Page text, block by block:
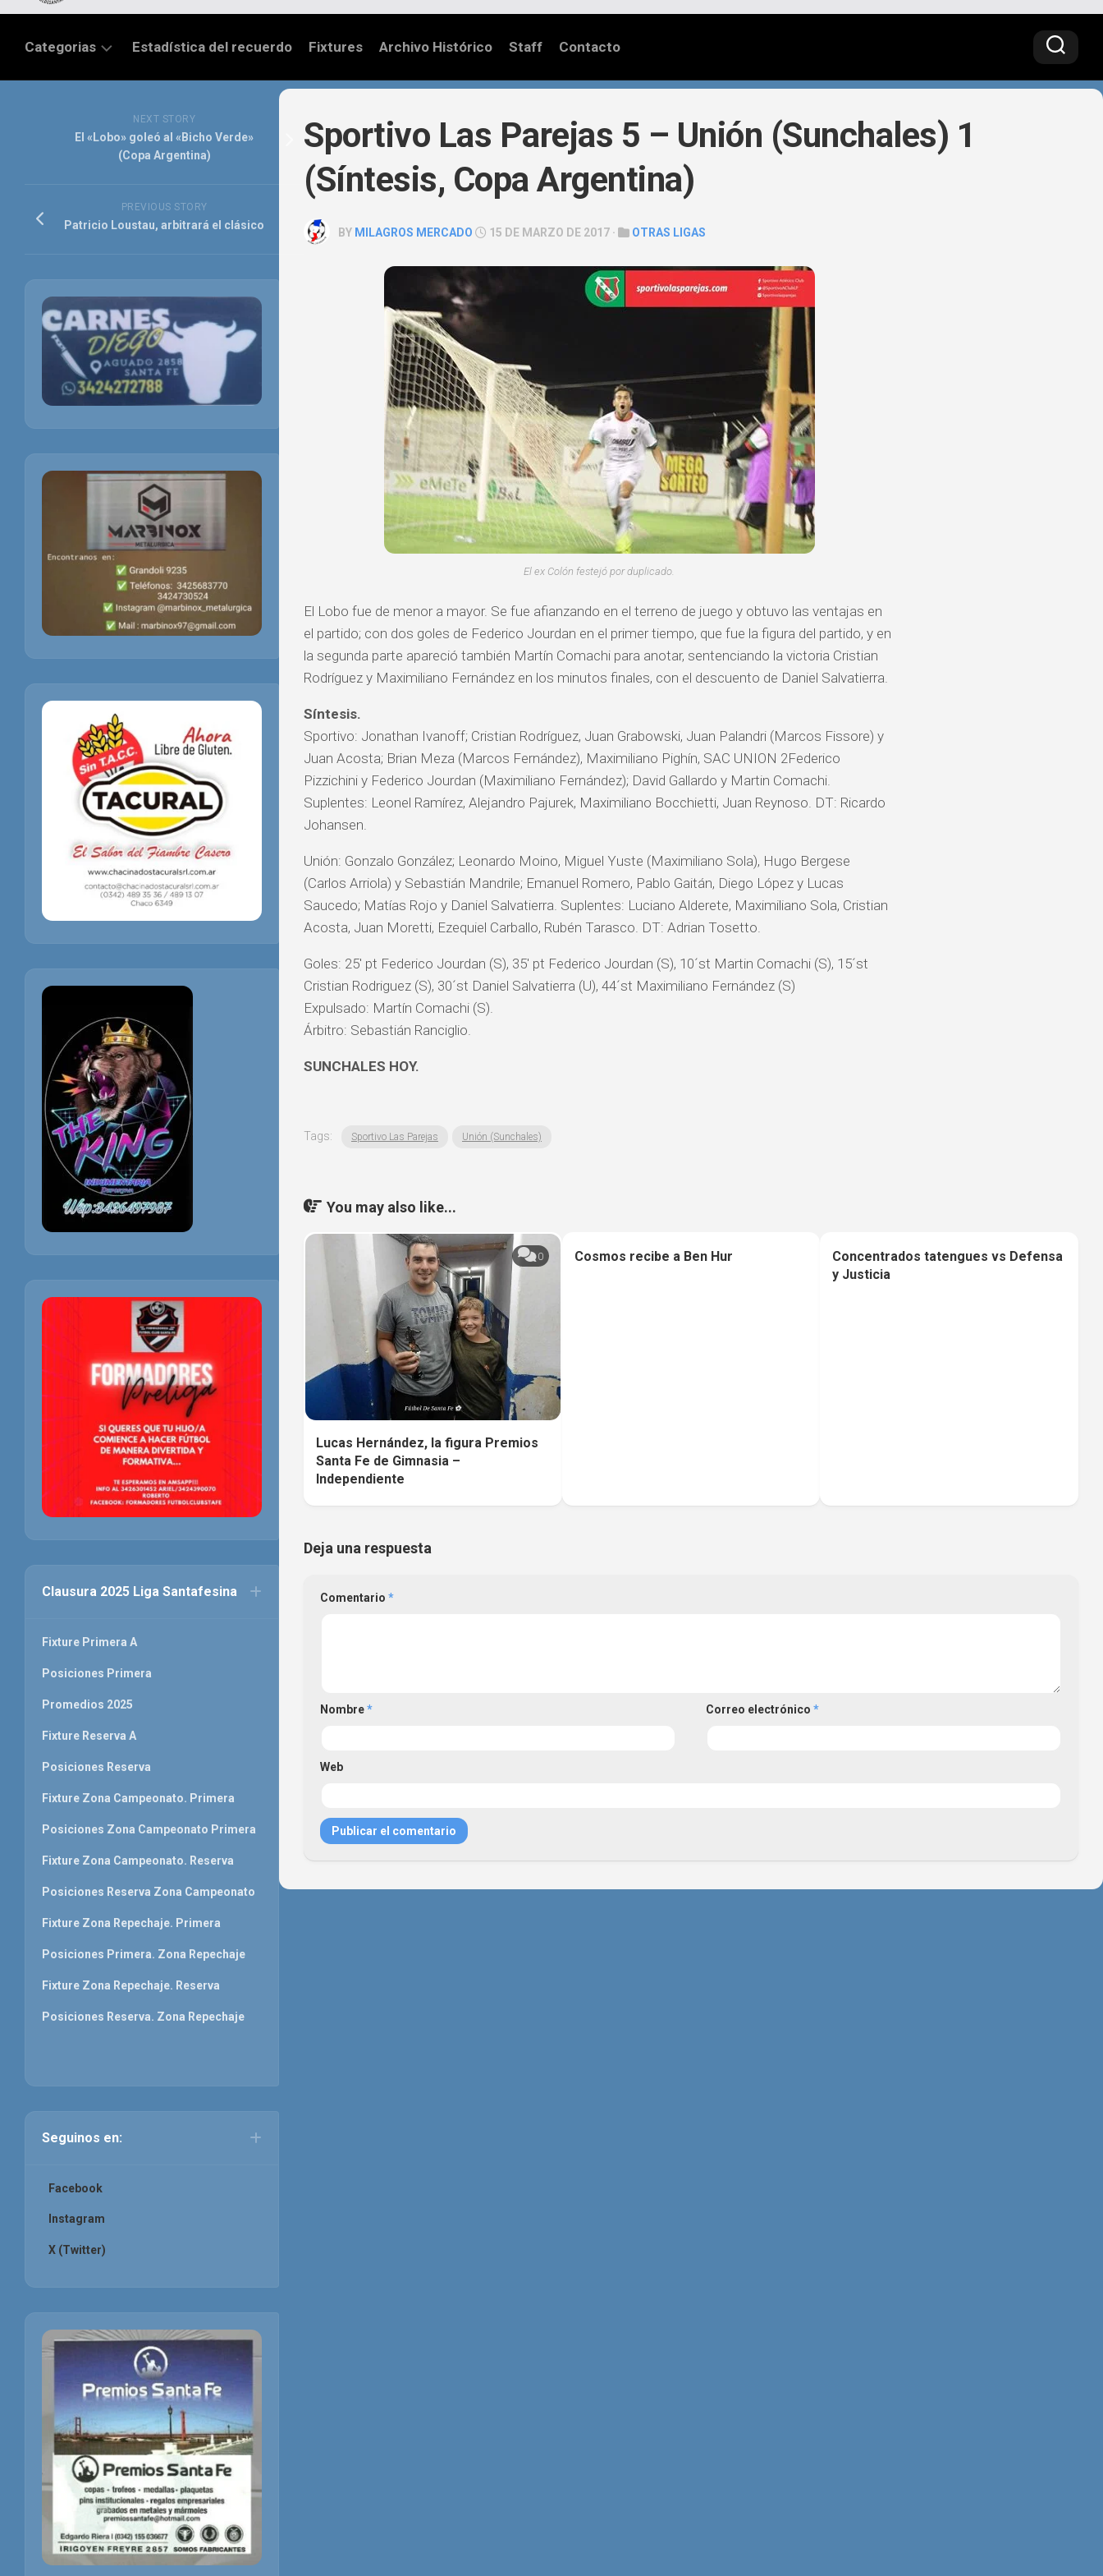
Categorias
FEDERAL
PRIMERA
FÚTBOL
INTERNACIONAL
Estadística del recuerdo Fixtures Archivo Histórico Staff Contacto
Sportivo Las Parejas 5 – Unión (Sunchales) 1
(Síntesis, Copa Argentina)
BY MILAGROS MERCADO 15 DE MARZO DE 2017 · OTRAS LIGAS
El ex Colón festejó por duplicado.
El Lobo fue de menor a mayor. Se fue afianzando en el terreno de juego y obtuvo las ventajas en
el partido; con dos goles de Federico Jourdan en el primer tiempo, que fue la figura del partido, y en
la segunda parte apareció también Martín Comachi para anotar, sentenciando la victoria Cristian
Rodríguez y Maximiliano Fernández en los minutos finales, con el descuento de Daniel Salvatierra.
Síntesis.
Sportivo: Jonathan Ivanoff; Cristian Rodríguez, Juan Grabowski, Juan Palandri (Marcos Fissore) y
Juan Acosta; Brian Meza (Marcos Fernández), Maximiliano Pighín, SAC UNION 2Federico
Pizzichini y Federico Jourdan (Maximiliano Fernández); David Gallardo y Martin Comachi.
Suplentes: Leonel Ramírez, Alejandro Pajurek, Maximiliano Bocchietti, Juan Reynoso. DT: Ricardo
Johansen.
Unión: Gonzalo González; Leonardo Moino, Miguel Yuste (Maximiliano Sola), Hugo Bergese
(Carlos Arriola) y Sebastián Mandrile; Emanuel Romero, Pablo Gaitán, Diego López y Lucas
Saucedo; Matías Rojo y Daniel Salvatierra. Suplentes: Luciano Alderete, Maximiliano Sola, Cristian
Acosta, Juan Moretti, Ezequiel Carballo, Rubén Tarasco. DT: Adrian Tosetto.
Goles: 25′ pt Federico Jourdan (S), 35′ pt Federico Jourdan (S), 10´st Martin Comachi (S), 15´st
Cristian Rodriguez (S), 30´st Daniel Salvatierra (U), 44´st Maximiliano Fernández (S)
Expulsado: Martín Comachi (S).
Árbitro: Sebastián Ranciglio.
SUNCHALES HOY.
Tags: Sportivo Las Parejas Unión (Sunchales)
You may also like...
0
Lucas Hernández, la figura Premios
Santa Fe de Gimnasia –
Independiente
Cosmos recibe a Ben Hur 0
Concentrados tatengues vs Defensa
y Justicia
Deja una respuesta
Comentario *
Nombre* Correo electrónico*
Web
NEXT STORY
El «Lobo» goleó al «Bicho Verde»
(Copa Argentina)
PREVIOUS STORY
Patricio Loustau, arbitrará el clásico
Clausura 2025 Liga Santafesina
Fixture Primera A
Posiciones Primera
Promedios 2025
Fixture Reserva A
Posiciones Reserva
Fixture Zona Campeonato. Primera
Posiciones Zona Campeonato Primera
Fixture Zona Campeonato. Reserva
Posiciones Reserva Zona Campeonato
Fixture Zona Repechaje. Primera
Posiciones Primera. Zona Repechaje
Fixture Zona Repechaje. Reserva
Posiciones Reserva. Zona Repechaje
Seguinos en:
Facebook
Instagram
X (Twitter)